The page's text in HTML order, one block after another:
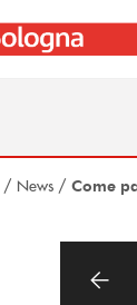
/ News / Come